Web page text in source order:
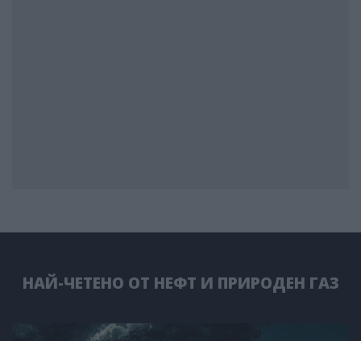
НАЙ-ЧЕТЕНО ОТ НЕФТ И ПРИРОДЕН ГАЗ